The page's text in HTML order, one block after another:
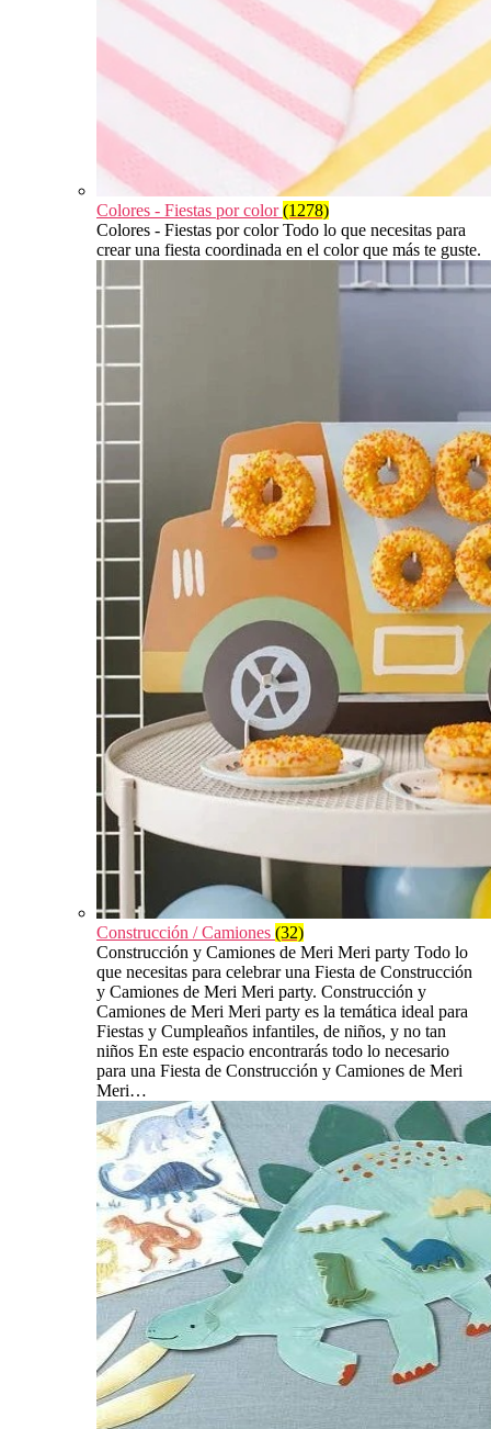
Colores - Fiestas por color(1278)
Colores - Fiestas por color Todo lo que necesitas para
crear una fiesta coordinada en el color que más te guste.
Construcción / Camiones (32)
Construcción y Camiones de Meri Meri party Todo lo
que necesitas para celebrar una Fiesta de Construcción
y Camiones de Meri Meri party. Construcción y
Camiones de Meri Meri party es la temática ideal para
Fiestas y Cumpleaños infantiles, de niños, y no tan
niños En este espacio encontrarás todo lo necesario
para una Fiesta de Construcción y Camiones de Meri
Meri…